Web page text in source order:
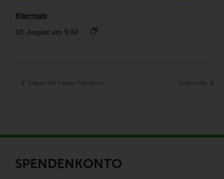
Elterntalk
10. August um 9:30
Frauen für Frauen Frühstück Elterncafé
SPENDENKONTO